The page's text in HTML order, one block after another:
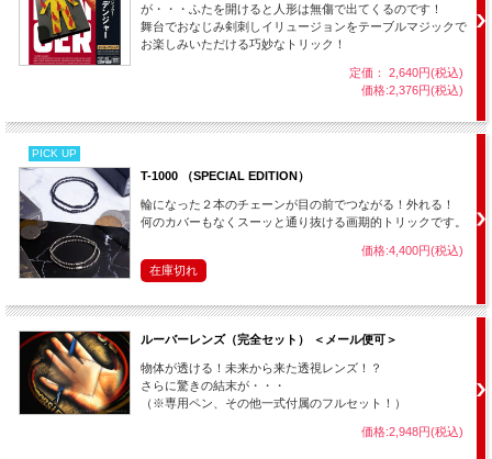
そのまま、剣を持ち上げてしっかりと見せますが、どこから見ても完全に指輪に通
っています。
剣は指輪を貫通してしまったのです・・・！
せん。
テーブル上で行なわれる見事な貫通イリュージョンです・・・！
が・・・ふたを開けると人形は無傷で出てくるのです！
舞台でおなじみ剣刺しイリュージョンをテーブルマジックで
お楽しみいただける巧妙なトリック！
定価： 2,640円(税込)
価格:2,376円(税込)
PICK UP
T-1000 （SPECIAL EDITION）
輪になった２本のチェーンが目の前でつながる！外れる！
何のカバーもなくスーッと通り抜ける画期的トリックです。
価格:4,400円(税込)
在庫切れ
ルーバーレンズ（完全セット） ＜メール便可＞
物体が透ける！未来から来た透視レンズ！？
さらに驚きの結末が・・・
（※専用ペン、その他一式付属のフルセット！）
価格:2,948円(税込)